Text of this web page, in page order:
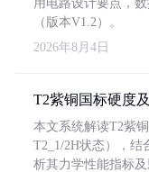
用电路设计要点，
（版本V1.2）。
2026年8月4日
T2紫铜国标硬度
本文系统解读T2紫
T2_1/2H状态），结
析其力学性能指标